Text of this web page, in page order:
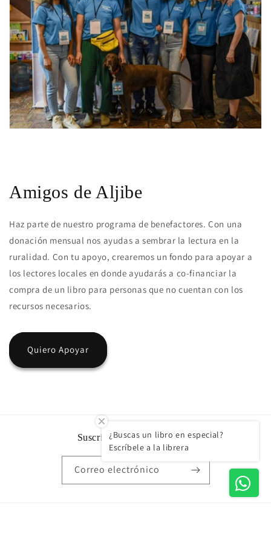
Amigos de Aljibe
Haz parte de nuestro programa de benefactores. Con una
donación mensual nos ayudas a sembrar la lectura en la
ruralidad. Con tu apoyo, crearemos un fondo para apoyar a
los lectores locales en donde ayudarás a co-financiar la
compra de un libro para personas que no cuentan con los
recursos necesarios.
Quiero Apoyar
Suscríbete a nuestro Boletín
Correo electrónico
¿Buscas un libro en especial?
Escríbele a la librera